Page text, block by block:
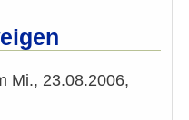
Mi., 23.08.2006,